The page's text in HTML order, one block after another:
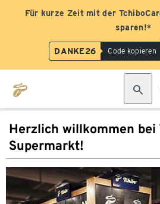
Für kurze Zeit mit der
sparen!*
DANKE26 Code kopieren
Herzlich willkommen bei
Supermarkt!